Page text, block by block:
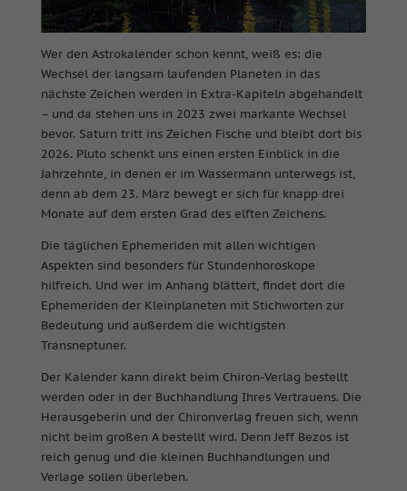
Wer den Astrokalender schon kennt, weiß es: die
Wechsel der langsam laufenden Planeten in das
nächste Zeichen werden in Extra-Kapiteln abgehandelt
– und da stehen uns in 2023 zwei markante Wechsel
bevor. Saturn tritt ins Zeichen Fische und bleibt dort bis
2026. Pluto schenkt uns einen ersten Einblick in die
Jahrzehnte, in denen er im Wassermann unterwegs ist,
denn ab dem 23. März bewegt er sich für knapp drei
Monate auf dem ersten Grad des elften Zeichens.
Die täglichen Ephemeriden mit allen wichtigen
Aspekten sind besonders für Stundenhoroskope
hilfreich. Und wer im Anhang blättert, findet dort die
Ephemeriden der Kleinplaneten mit Stichworten zur
Bedeutung und außerdem die wichtigsten
Transneptuner.
Der Kalender kann direkt beim Chiron-Verlag bestellt
werden oder in der Buchhandlung Ihres Vertrauens. Die
Herausgeberin und der Chironverlag freuen sich, wenn
nicht beim großen A bestellt wird. Denn Jeff Bezos ist
reich genug und die kleinen Buchhandlungen und
Verlage sollen überleben.